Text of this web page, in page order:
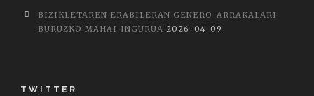
BIZIKLETAREN ERABILERAN GENERO-ARRAKALARI
BURUZKO MAHAI-INGURUA 2026-04-09
TWITTER